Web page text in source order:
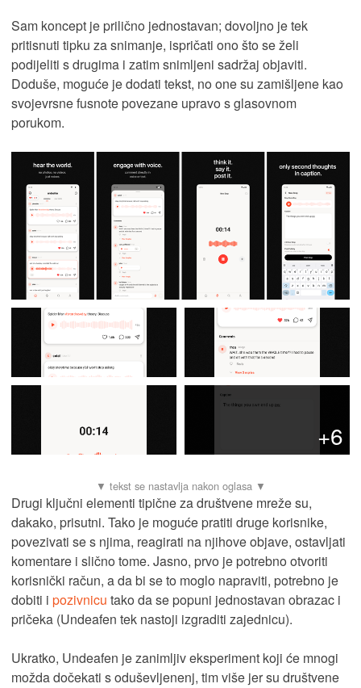
Sam koncept je prilično jednostavan; dovoljno je tek
pritisnuti tipku za snimanje, ispričati ono što se želi
podijeliti s drugima i zatim snimljeni sadržaj objaviti.
Doduše, moguće je dodati tekst, no one su zamišljene kao
svojevrsne fusnote povezane upravo s glasovnom
porukom.
+6
Drugi ključni elementi tipične za društvene mreže su,
dakako, prisutni. Tako je moguće pratiti druge korisnike,
povezivati se s njima, reagirati na njihove objave, ostavljati
komentare i slično tome. Jasno, prvo je potrebno otvoriti
korisnički račun, a da bi se to moglo napraviti, potrebno je
dobiti i pozivnicu tako da se popuni jednostavan obrazac i
pričeka (Undeafen tek nastoji izgraditi zajednicu).
Ukratko, Undeafen je zanimljiv eksperiment koji će mnogi
možda dočekati s oduševljenenj, tim više jer su društvene